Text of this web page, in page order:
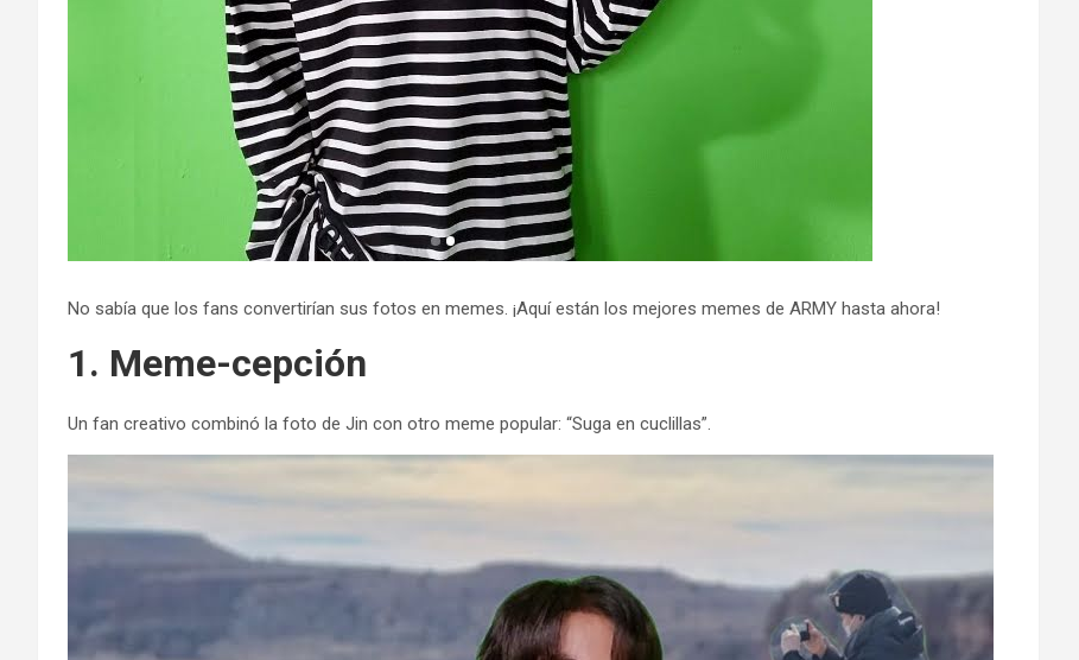
No sabía que los fans convertirían sus fotos en memes. ¡Aquí están los mejores memes de ARMY hasta ahora!
1. Meme-cepción
Un fan creativo combinó la foto de Jin con otro meme popular: “Suga en cuclillas”.